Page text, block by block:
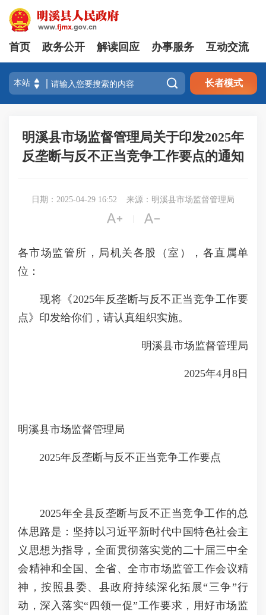
首页 政务公开 解读回应 办事服务 互动交流
 长者模式
明溪县市场监督管理局关于印发2025年
反垄断与反不正当竞争工作要点的通知
日期：2025-04-29 16:52 来源：明溪县市场监督管理局
 
各市场监管所，局机关各股（室），各直属单
位：
现将《2025年反垄断与反不正当竞争工作要
点》印发给你们，请认真组织实施。
明溪县市场监督管理局
2025年4月8日
明溪县市场监督管理局
2025年反垄断与反不正当竞争工作要点
2025年全县反垄断与反不正当竞争工作的总
体思路是：坚持以习近平新时代中国特色社会主
义思想为指导，全面贯彻落实党的二十届三中全
会精神和全国、全省、全市市场监管工作会议精
神，按照县委、县政府持续深化拓展“三争”行
动，深入落实“四领一促”工作要求，用好市场监